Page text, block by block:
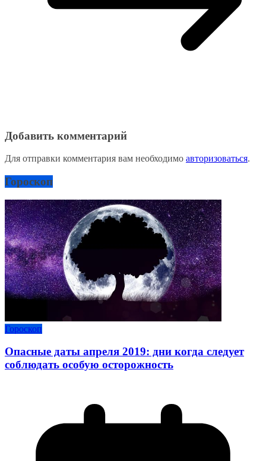
Добавить комментарий
Для отправки комментария вам необходимо авторизоваться.
Гороскоп
Гороскоп
Опасные даты апреля 2019: дни когда следует
соблюдать особую осторожность